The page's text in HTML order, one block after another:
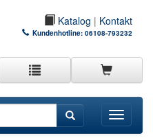
Katalog | Kontakt
Kundenhotline: 06108-793232
Toggle